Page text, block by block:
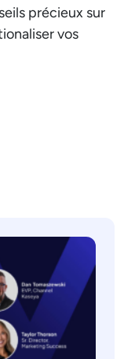
précieux sur
vos